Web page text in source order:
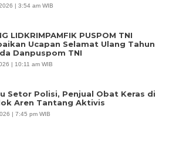
| 3:54 am WIB
LIDKRIMPAMFIK PUSPOM TNI
Ucapan Selamat Ulang Tahun
Danpuspom TNI
| 10:11 am WIB
Setor Polisi, Penjual Obat Keras di
Aren Tantang Aktivis
| 7:45 pm WIB